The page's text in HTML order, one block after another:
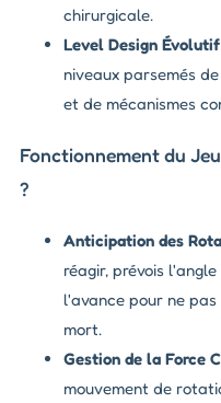
chirurgicale.
Level Design
niveaux parsemés
et de mécanismes
Fonctionnement du
?
Anticipation des
réagir, prévois
l'avance pour ne
mort.
Gestion de la Force
mouvement de